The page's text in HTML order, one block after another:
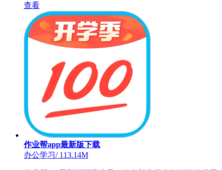
查看
作业帮app最新版下载
办公学习/113.14M